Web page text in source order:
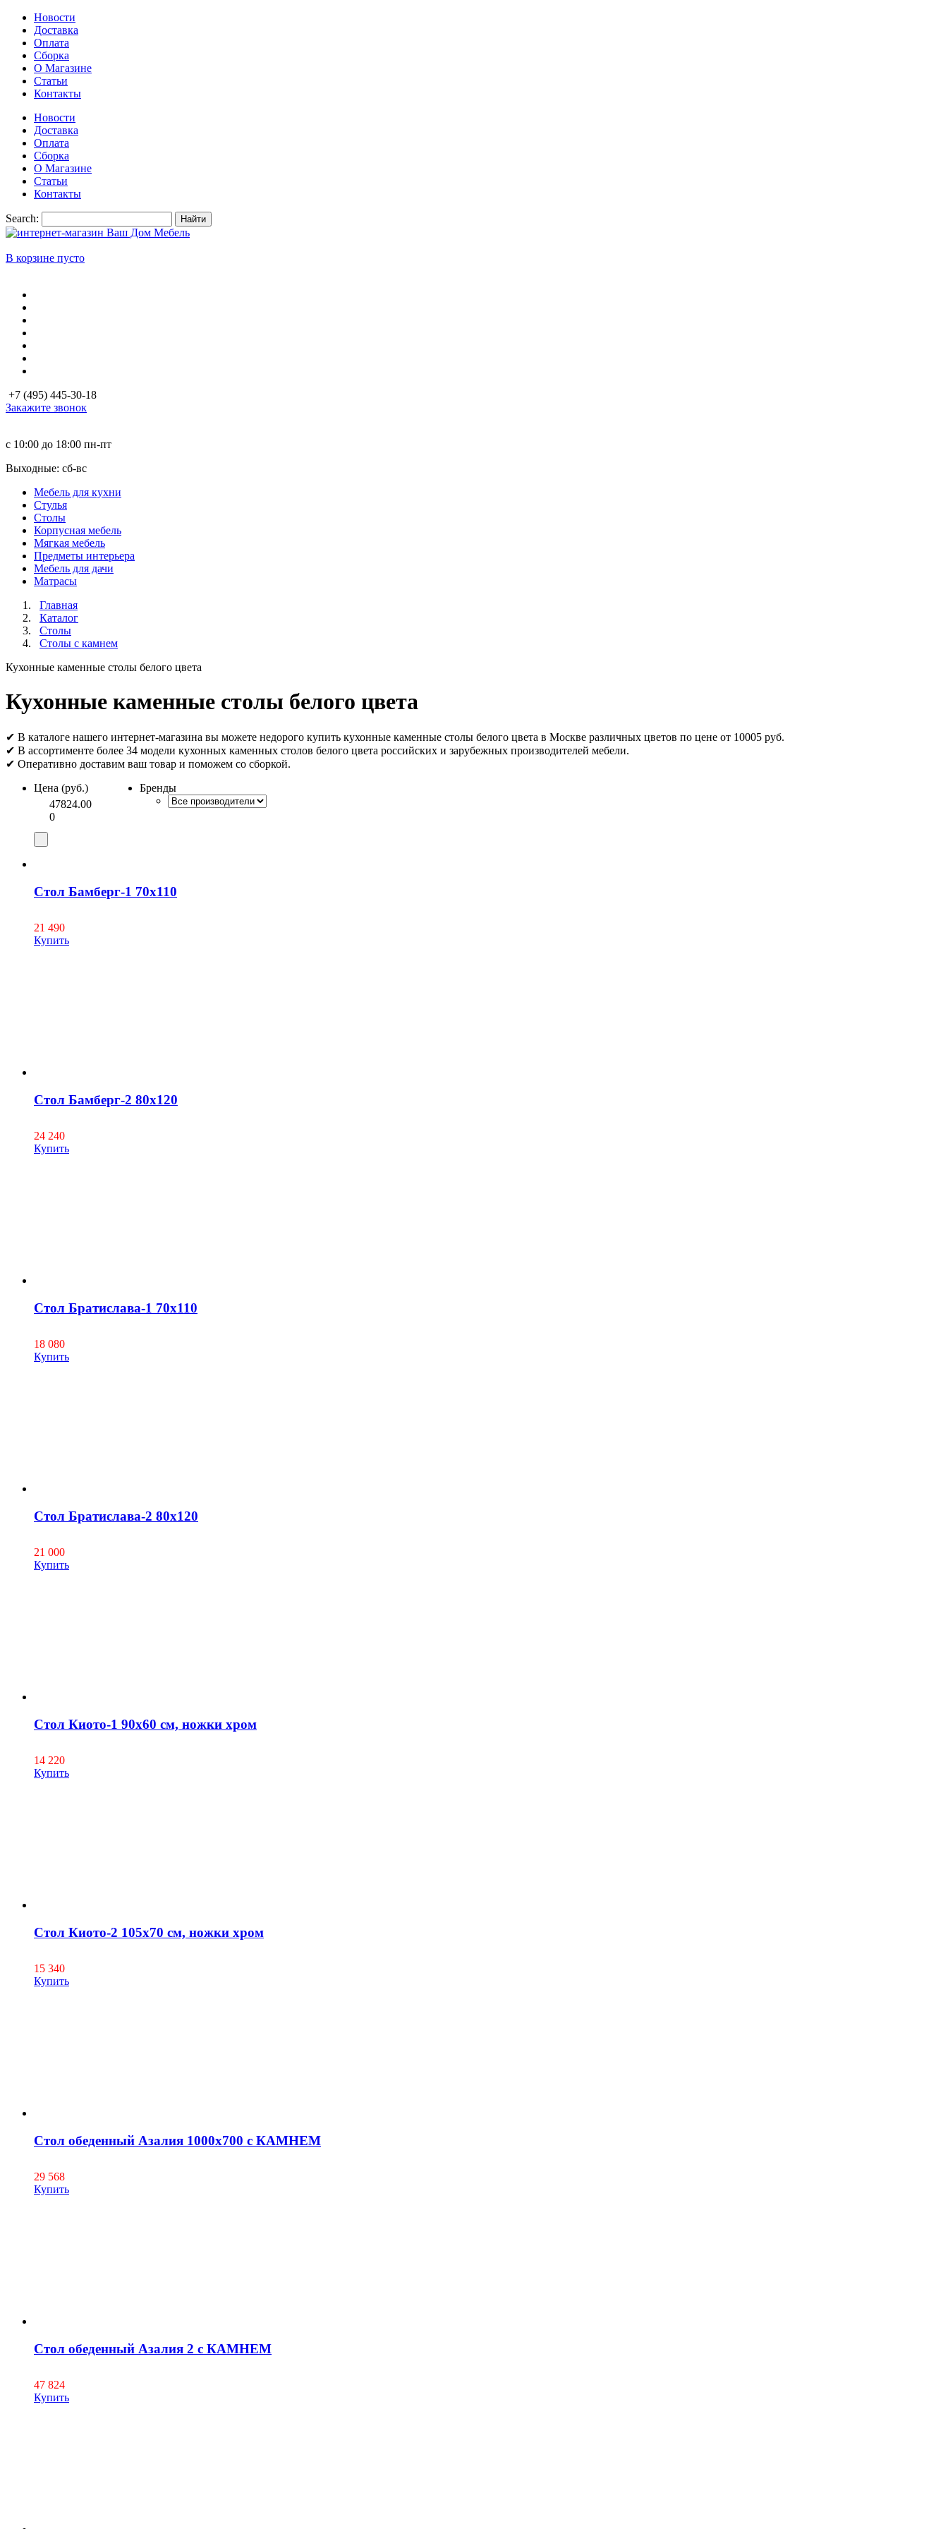
Новости
Доставка
Оплата
Сборка
О Магазине
Статьи
Контакты
Новости
Доставка
Оплата
Сборка
О Магазине
Статьи
Контакты
Search: Найти
В корзине пусто
+7 (495) 445-30-18
Закажите звонок
с 10:00 до 18:00 пн-пт
Выходные: сб-вc
Мебель для кухни
Стулья
Столы
Корпусная мебель
Мягкая мебель
Предметы интерьера
Мебель для дачи
Матраcы
Главная
Каталог
Столы
Столы с камнем
Кухонные каменные столы белого цвета
Кухонные каменные столы белого цвета
✔ В каталоге нашего интернет-магазина вы можете недорого купить кухонные каменные столы белого цвета в Москве различных цветов по цене от 10005 руб.
✔ В ассортименте более 34 модели кухонных каменных столов белого цвета российских и зарубежных производителей мебели.
✔ Оперативно доставим ваш товар и поможем со сборкой.
Цена (руб.)
47824.00
0
Бренды
Стол Бамберг-1 70х110
21 490
Купить
Стол Бамберг-2 80х120
24 240
Купить
Стол Братислава-1 70х110
18 080
Купить
Стол Братислава-2 80х120
21 000
Купить
Стол Киото-1 90х60 см, ножки хром
14 220
Купить
Стол Киото-2 105х70 см, ножки хром
15 340
Купить
Стол обеденный Азалия 1000х700 с КАМНЕМ
29 568
Купить
Стол обеденный Азалия 2 с КАМНЕМ
47 824
Купить